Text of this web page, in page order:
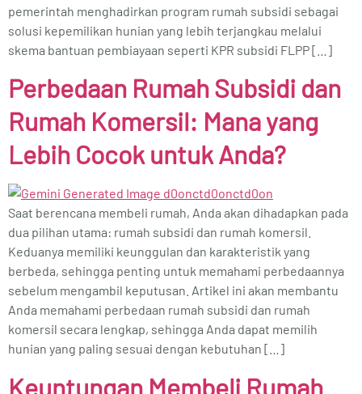
pemerintah menghadirkan program rumah subsidi sebagai
solusi kepemilikan hunian yang lebih terjangkau melalui
skema bantuan pembiayaan seperti KPR subsidi FLPP […]
Perbedaan Rumah Subsidi dan
Rumah Komersil: Mana yang
Lebih Cocok untuk Anda?
Saat berencana membeli rumah, Anda akan dihadapkan pada
dua pilihan utama: rumah subsidi dan rumah komersil.
Keduanya memiliki keunggulan dan karakteristik yang
berbeda, sehingga penting untuk memahami perbedaannya
sebelum mengambil keputusan. Artikel ini akan membantu
Anda memahami perbedaan rumah subsidi dan rumah
komersil secara lengkap, sehingga Anda dapat memilih
hunian yang paling sesuai dengan kebutuhan […]
Keuntungan Membeli Rumah